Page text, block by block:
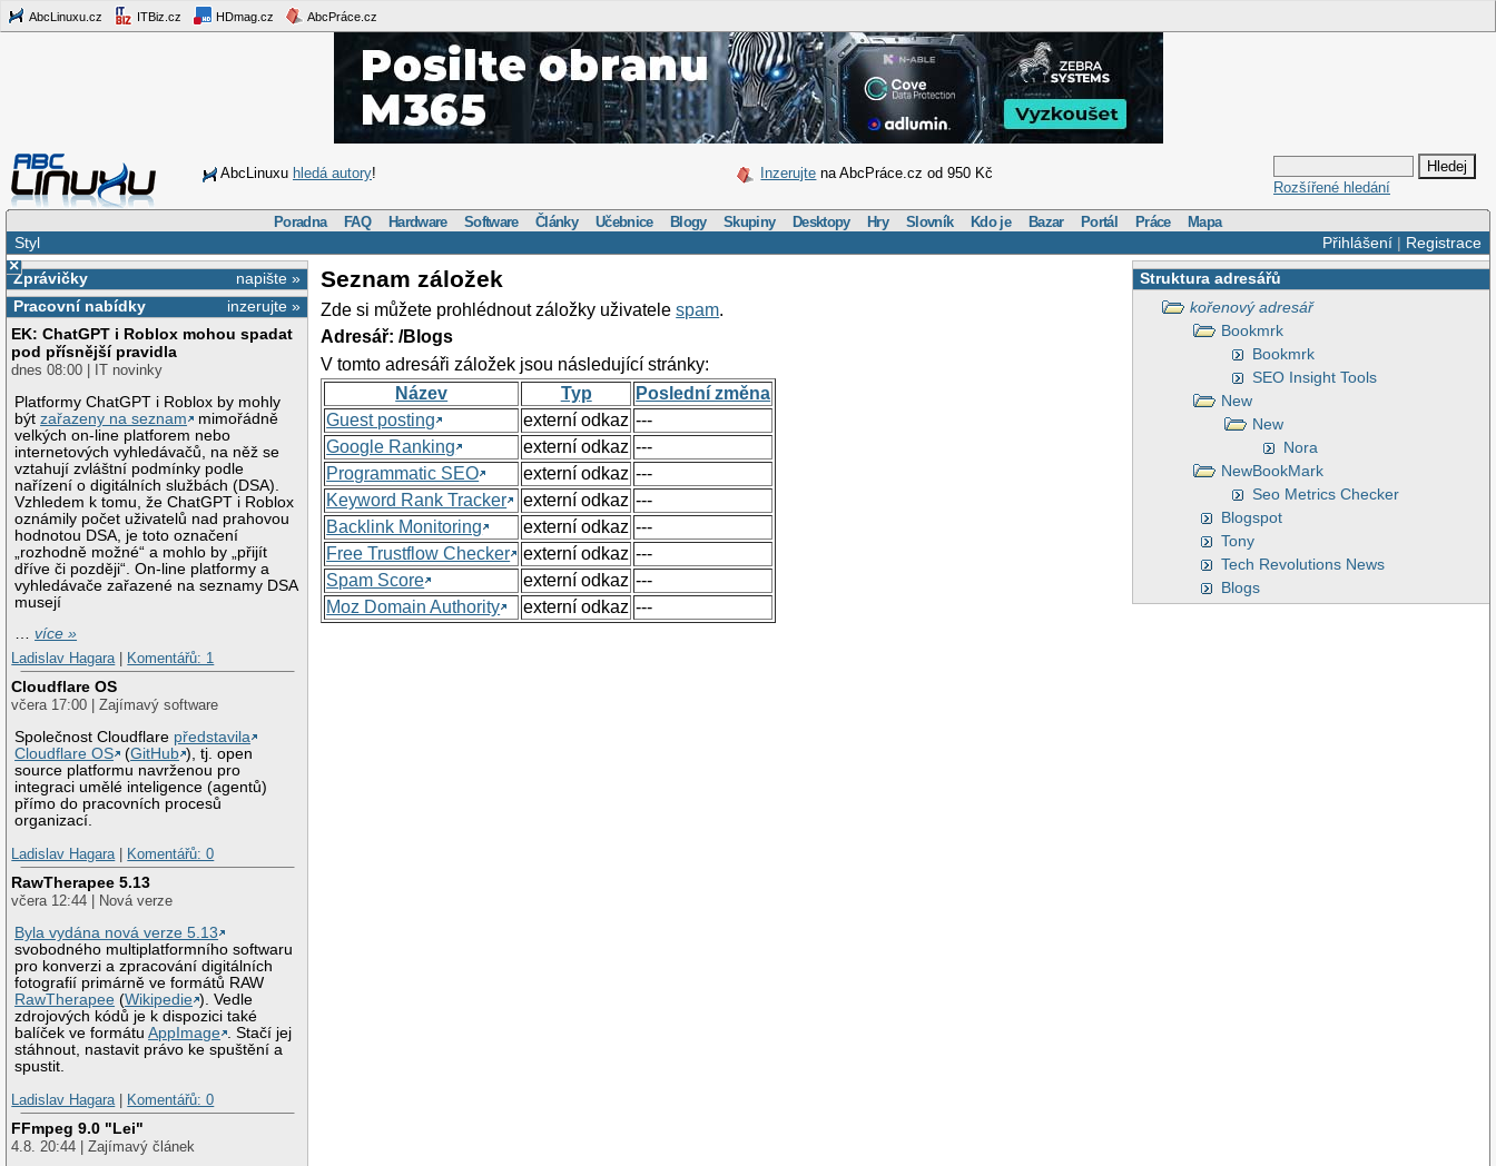
AbcLinuxu.cz ITBiz.cz HDmag.cz AbcPráce.cz
AbcLinuxu hledá autory! Inzerujte na AbcPráce.cz od 950 Kč
Rozšířené hledání
Poradna FAQ Hardware Software Články Učebnice Blogy Skupiny Desktopy Hry Slovník Kdo je Bazar Portál Práce Mapa
Přihlášení| Registrace
Styl
×
napište »
Zprávičky
inzerujte »
Pracovní nabídky
EK: ChatGPT i Roblox mohou spadat
pod přísnější pravidla
dnes 08:00 | IT novinky
Platformy ChatGPT i Roblox by mohly
býtzařazeny na seznam
mimořádně
velkých on-line platforem nebo
internetových vyhledávačů, na něž se
vztahují zvláštní podmínky podle
nařízení o digitálních službách (DSA).
Vzhledem k tomu, že ChatGPT i Roblox
oznámily počet uživatelů nad prahovou
hodnotou DSA, je toto označení
„rozhodně možné“ a mohlo by „přijít
dříve či později“. On-line platformy a
vyhledávače zařazené na seznamy DSA
musejí
…více »
Ladislav Hagara
Komentářů: 1
Cloudflare OS
včera 17:00 | Zajímavý software
Společnost Cloudflare představila
Cloudflare OS
(GitHub ), tj. open
source platformu navrženou pro
integraci umělé inteligence (agentů)
přímo do pracovních procesů
organizací.
Ladislav Hagara
Komentářů: 0
RawTherapee 5.13
včera 12:44 | Nová verze
Byla vydána nová verze 5.13
svobodného multiplatformního softwaru
pro konverzi a zpracování digitálních
fotografií primárně ve formátů RAW
RawTherapee (Wikipedie ). Vedle
zdrojových kódů je k dispozici také
balíček ve formátuAppImage . Stačí jej
stáhnout, nastavit právo ke spuštění a
spustit.
Ladislav Hagara
Komentářů: 0
FFmpeg 9.0 "Lei"
4.8. 20:44 | Zajímavý článek
Struktura adresářů
kořenový adresář
Bookmrk
Bookmrk
SEO Insight Tools
New
New
Nora
NewBookMark
Seo Metrics Checker
Blogspot
Tony
Tech Revolutions News
Blogs
Seznam záložek
Zde si můžete prohlédnout záložky uživatelespam.
Adresář: /Blogs
V tomto adresáři záložek jsou následující stránky:
Název
Typ
Poslední změna
Guest posting
externí odkaz ---
Google Ranking
externí odkaz ---
Programmatic SEO
externí odkaz ---
Keyword Rank Tracker
externí odkaz ---
Backlink Monitoring
externí odkaz ---
Free Trustflow Checker
externí odkaz ---
Spam Score
externí odkaz ---
Moz Domain Authority
externí odkaz ---